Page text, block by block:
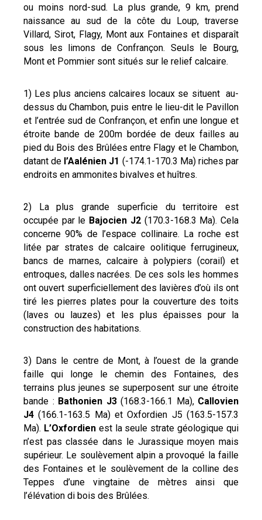
ou moins nord-sud. La plus grande, 9 km, prend
naissance au sud de la côte du Loup, traverse
Villard, Sirot, Flagy, Mont aux Fontaines et disparaît
sous les limons de Confrançon. Seuls le Bourg,
Mont et Pommier sont situés sur le relief calcaire.
1) Les plus anciens calcaires locaux se situent au-
dessus du Chambon, puis entre le lieu-dit le Pavillon
et l’entrée sud de Confrançon, et enfin une longue et
étroite bande de 200m bordée de deux failles au
pied du Bois des Brûlées entre Flagy et le Chambon,
datant de l’Aalénien J1 (-174.1-170.3 Ma) riches par
endroits en ammonites bivalves et huîtres.
2) La plus grande superficie du territoire est
occupée par le Bajocien J2(170.3-168.3 Ma). Cela
concerne 90% de l’espace collinaire. La roche est
litée par strates de calcaire oolitique ferrugineux,
bancs de marnes, calcaire à polypiers (corail) et
entroques, dalles nacrées. De ces sols les hommes
ont ouvert superficiellement des lavières d’où ils ont
tiré les pierres plates pour la couverture des toits
(laves ou lauzes) et les plus épaisses pour la
construction des habitations.
3) Dans le centre de Mont, à l’ouest de la grande
faille qui longe le chemin des Fontaines, des
terrains plus jeunes se superposent sur une étroite
bande : Bathonien J3(168.3-166.1 Ma), Callovien
J4 (166.1-163.5 Ma) et Oxfordien J5 (163.5-157.3
Ma). L’Oxfordienest la seule strate géologique qui
n’est pas classée dans le Jurassique moyen mais
supérieur. Le soulèvement alpin a provoqué la faille
des Fontaines et le soulèvement de la colline des
Teppes d’une vingtaine de mètres ainsi que
l’élévation di bois des Brûlées.